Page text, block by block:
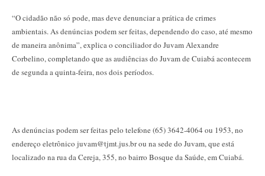
“O cidadão não só pode, mas deve denunciar a prática de crimes
ambientais. As denúncias podem ser feitas, dependendo do caso, até mesmo
de maneira anônima”, explica o conciliador do Juvam Alexandre
Corbelino, completando que as audiências do Juvam de Cuiabá acontecem
de segunda a quinta-feira, nos dois períodos.
As denúncias podem ser feitas pelo telefone (65) 3642-4064 ou 1953, no
endereço eletrônico juvam@tjmt.jus.br ou na sede do Juvam, que está
localizado na rua da Cereja, 355, no bairro Bosque da Saúde, em Cuiabá.